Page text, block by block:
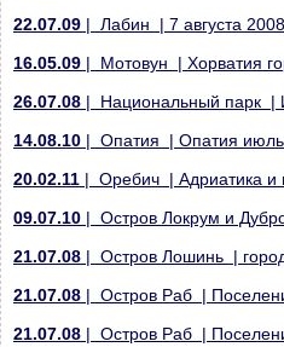
22.07.09 | Лабин | 7 августа
16.05.09 | Мотовун | Хорватия
26.07.08 | Национальный парк |
14.08.10 | Опатия | Опатия июль
20.02.11 | Оребич | Адриатика и
09.07.10 | Остров Локрум и
21.07.08 | Остров Лошинь |
21.07.08 | Остров Раб |
21.07.08 | Остров Раб |